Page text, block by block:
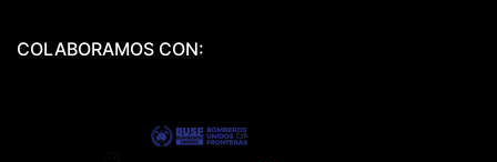
COLABORAMOS CON: